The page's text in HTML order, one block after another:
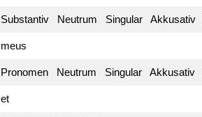
Substantiv Neutrum Singular Akkusativ
meus
Pronomen Neutrum Singular Akkusativ
et